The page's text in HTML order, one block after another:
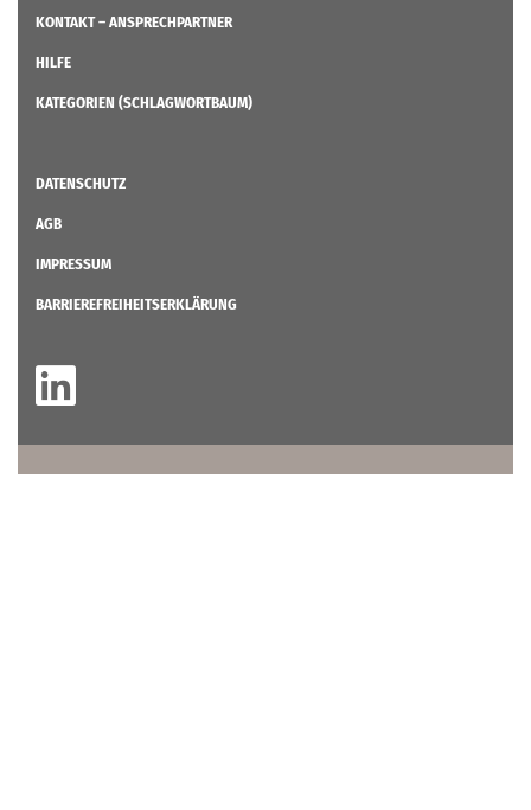
KONTAKT – ANSPRECHPARTNER
HILFE
KATEGORIEN (SCHLAGWORTBAUM)
DATENSCHUTZ
AGB
IMPRESSUM
BARRIEREFREIHEITSERKLÄRUNG